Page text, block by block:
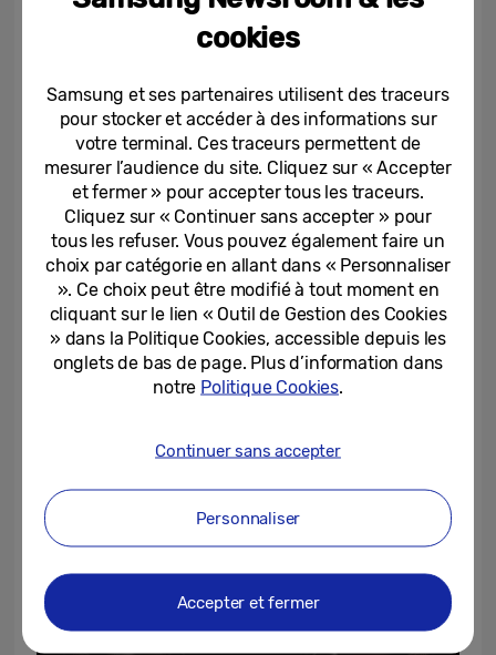
design expressif et centré sur l’humain peut
plus personnelle, émotionnelle et porteuse
de sens dans la vie quotidienne.
Ce que les visiteurs découvriront s’inscrit
dans une démarche en constante évolution
— un premier aperçu de la manière dont
Samsung réinvente la relation entre
technologie et quotidien, ainsi que sa vision
du design pour les années à venir.
Dans le cadre de ce programme, Samsung
collaboration avec Dezeen le 22 avril, au
cours de laquelle l’entreprise partagera les
perspectives sur l’évolution de la relation
entre design et humanité.
cookies
Samsung et ses partenaires utilisent des traceurs
pour stocker et accéder à des informations sur
votre terminal. Ces traceurs permettent de
mesurer l’audience du site. Cliquez sur « Accepter
et fermer » pour accepter tous les traceurs.
Cliquez sur « Continuer sans accepter » pour
tous les refuser. Vous pouvez également faire un
choix par catégorie en allant dans « Personnaliser
». Ce choix peut être modifié à tout moment en
cliquant sur le lien « Outil de Gestion des Cookies
» dans la Politique Cookies, accessible depuis les
onglets de bas de page. Plus d’information dans
notre Politique Cookies.
Continuer sans accepter
Personnaliser
Accepter et fermer